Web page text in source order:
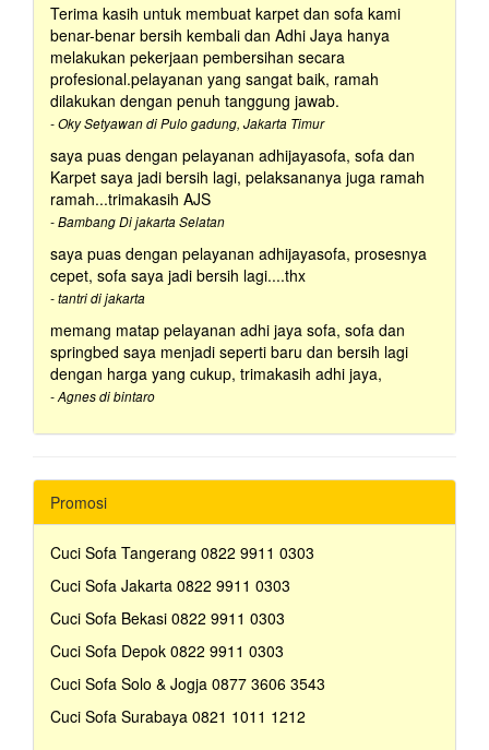
Terima kasih untuk membuat karpet dan sofa kami
benar-benar bersih kembali dan Adhi Jaya hanya
melakukan pekerjaan pembersihan secara
profesional.pelayanan yang sangat baik, ramah
dilakukan dengan penuh tanggung jawab.
- Oky Setyawan di Pulo gadung, Jakarta Timur
saya puas dengan pelayanan adhijayasofa, sofa dan
Karpet saya jadi bersih lagi, pelaksananya juga ramah
ramah...trimakasih AJS
- Bambang Di jakarta Selatan
saya puas dengan pelayanan adhijayasofa, prosesnya
cepet, sofa saya jadi bersih lagi....thx
- tantri di jakarta
memang matap pelayanan adhi jaya sofa, sofa dan
springbed saya menjadi seperti baru dan bersih lagi
dengan harga yang cukup, trimakasih adhi jaya,
- Agnes di bintaro
Promosi
Cuci Sofa Tangerang 0822 9911 0303
Cuci Sofa Jakarta 0822 9911 0303
Cuci Sofa Bekasi 0822 9911 0303
Cuci Sofa Depok 0822 9911 0303
Cuci Sofa Solo & Jogja 0877 3606 3543
Cuci Sofa Surabaya 0821 1011 1212